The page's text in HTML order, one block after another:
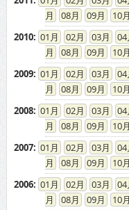
08
09 10
2010: 01 02 03 04
08
09 10
2009: 01 02 03 04
08
09 10
2008: 01 02 03 04
08
09 10
2007: 01 02 03 04
08
09 10
2006: 01 02 03 04
08
09 10